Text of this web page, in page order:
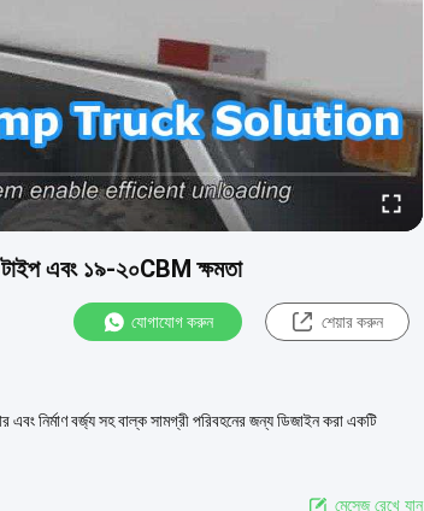
টাইপ এবং ১৯-২০CBM ক্ষমতা
যোগাযোগ করুন শেয়ার করুন
বর্জ্য সহ বাল্ক সামগ্রী পরিবহনের জন্য ডিজাইন করা একটি
মেসেজ রেখে যান